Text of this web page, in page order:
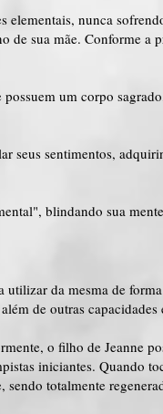
nunca
sua mãe. Conforme a
um corpo
seus sentimentos,
blindando sua
da mesma de
de outras capacidades
o filho de Jeanne
iniciantes. Quando
totalmente